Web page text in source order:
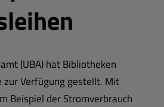
(UBA) hat Bibliotheken
zur Verfügung gestellt. Mit
Beispiel der Stromverbrauch